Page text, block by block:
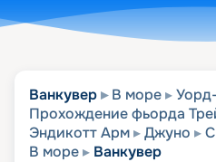
Ванкувер В море
Прохождение фьорда
Эндикотт Арм
Джуно
В море
Ванкувер